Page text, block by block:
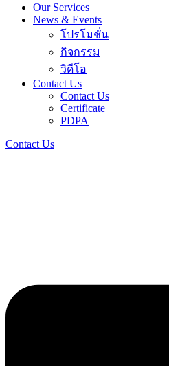
Our Services
News & Events
โปรโมชั่น
กิจกรรม
วิดีโอ
Contact Us
Contact Us
Certificate
PDPA
Contact Us